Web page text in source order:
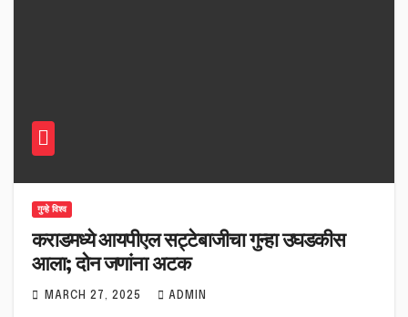
गुन्हे विश्व
कराडमध्ये आयपीएल सट्टेबाजीचा गुन्हा उघडकीस
आला; दोन जणांना अटक
MARCH 27, 2025 ADMIN